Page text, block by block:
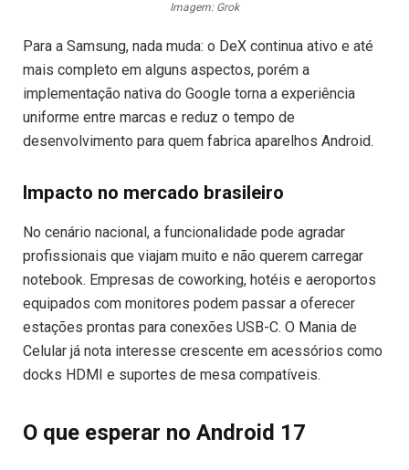
Imagem: Grok
Para a Samsung, nada muda: o DeX continua ativo e até
mais completo em alguns aspectos, porém a
implementação nativa do Google torna a experiência
uniforme entre marcas e reduz o tempo de
desenvolvimento para quem fabrica aparelhos Android.
Impacto no mercado brasileiro
No cenário nacional, a funcionalidade pode agradar
profissionais que viajam muito e não querem carregar
notebook. Empresas de coworking, hotéis e aeroportos
equipados com monitores podem passar a oferecer
estações prontas para conexões USB-C. O Mania de
Celular já nota interesse crescente em acessórios como
docks HDMI e suportes de mesa compatíveis.
O que esperar no Android 17